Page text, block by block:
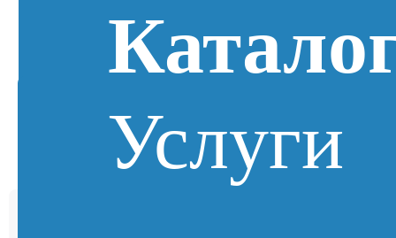
Услуги